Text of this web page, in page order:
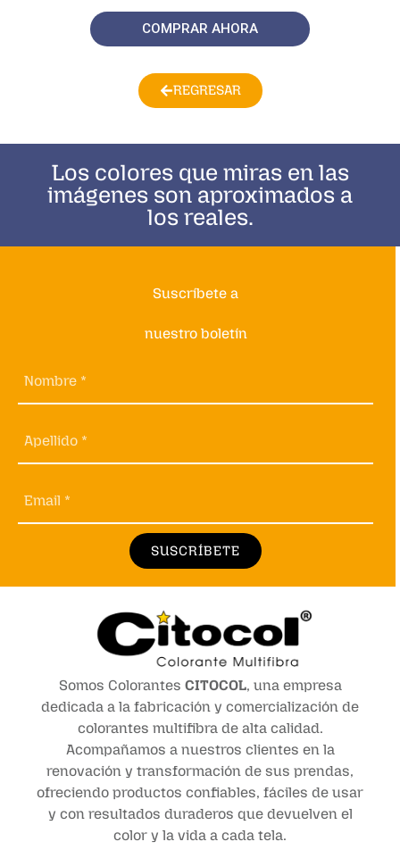
COMPRAR AHORA
REGRESAR
Los colores que miras en las
imágenes son aproximados a
los reales.
Suscríbete a
nuestro boletín
Nombre *
Apellido *
Email *
SUSCRÍBETE
Somos Colorantes CITOCOL, una empresa
dedicada a la fabricación y comercialización de
colorantes multifibra de alta calidad.
Acompañamos a nuestros clientes en la
renovación y transformación de sus prendas,
ofreciendo productos confiables, fáciles de usar
y con resultados duraderos que devuelven el
color y la vida a cada tela.